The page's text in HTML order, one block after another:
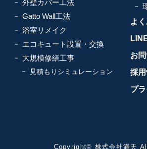
外壁カバー工法
Gatto Wall工法
浴室リメイク
エコキュート設置・交換
大規模修繕工事
見積もりシミュレーション
よ
お
採
プ
Copyright© 株式会社満天